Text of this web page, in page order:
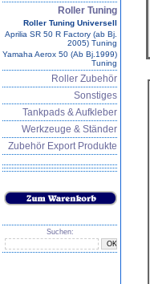
Roller Tuning
Roller Tuning Universell
Aprilia SR 50 R Factory (ab Bj.
2005) Tuning
Yamaha Aerox 50 (Ab Bj.1999)
Tuning
Roller Zubehör
Sonstiges
Tankpads & Aufkleber
Werkzeuge & Ständer
Zubehör Export Produkte
Suchen: